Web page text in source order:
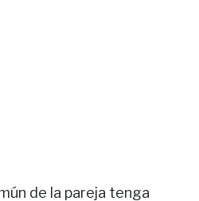
de la pareja tenga